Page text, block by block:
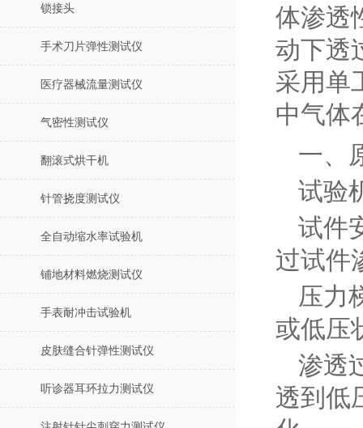
锁接头
手术刀片弹性测试仪
医疗器械流量测试仪
气密性测试仪
翻滚式烘干机
针管挠度测试仪
全自动缩水率试验机
铺地材料燃烧测试仪
手表耐冲击试验机
皮肤缝合针弹性测试仪
听诊器耳环拉力测试仪
体渗透
动下透
采用单
中气体
一、
试验
试件
过试件
压力
或低压
渗透
透到低